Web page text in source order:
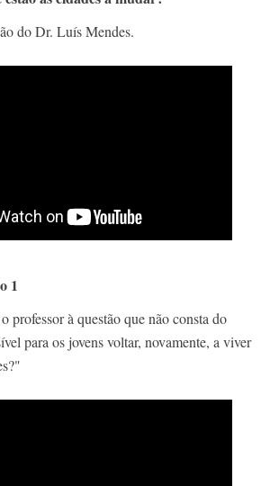
do Dr. Luís Mendes.
1
professor à questão que não consta do
para os jovens voltar, novamente, a viver